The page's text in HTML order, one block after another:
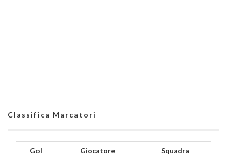
Classifica Marcatori
Gol Giocatore Squadra